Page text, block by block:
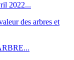
2022...
des arbres et